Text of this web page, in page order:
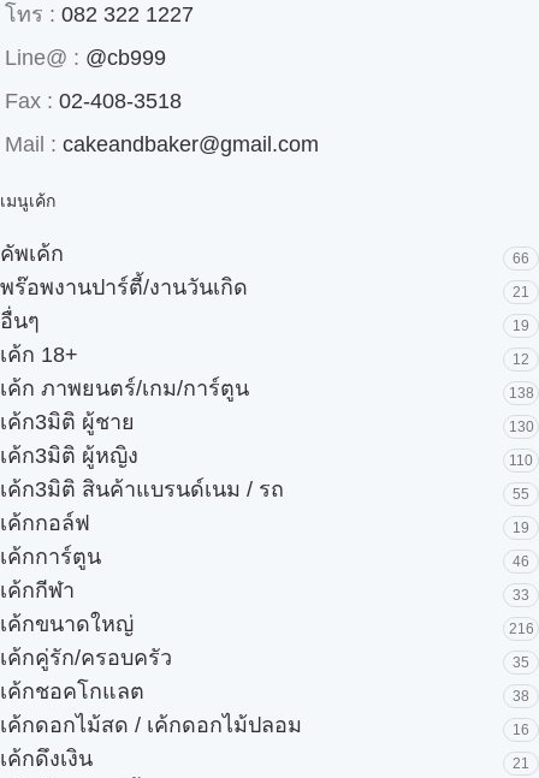
โทร : 082 322 1227
Line@ : @cb999
Fax : 02-408-3518
Mail : cakeandbaker@gmail.com
เมนูเค้ก
คัพเค้ก 66
พร๊อพงานปาร์ตี้/งานวันเกิด 21
อื่นๆ 19
เค้ก 18+ 12
เค้ก ภาพยนตร์/เกม/การ์ตูน 138
เค้ก3มิติ ผู้ชาย 130
เค้ก3มิติ ผู้หญิง 110
เค้ก3มิติ สินค้าแบรนด์เนม / รถ 55
เค้กกอล์ฟ 19
เค้กการ์ตูน 46
เค้กกีฬา 33
เค้กขนาดใหญ่ 216
เค้กคู่รัก/ครอบครัว 35
เค้กชอคโกแลต 38
เค้กดอกไม้สด / เค้กดอกไม้ปลอม 16
เค้กดึงเงิน 21